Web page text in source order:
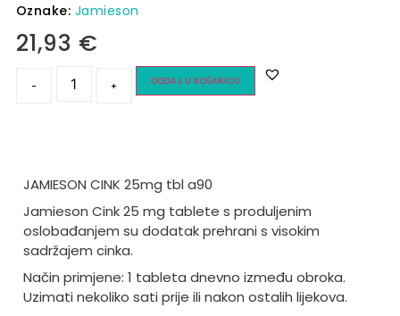
Oznake: Jamieson
21,93 €
- + DODAJ U KOŠARICU
JAMIESON CINK 25mg tbl a90
Jamieson Cink 25 mg tablete s produljenim
oslobađanjem su dodatak prehrani s visokim
sadržajem cinka.
Način primjene: 1 tableta dnevno između obroka.
Uzimati nekoliko sati prije ili nakon ostalih lijekova.